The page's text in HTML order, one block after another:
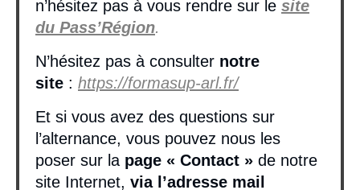
n’hésitez pas à vous rendre sur le site
du Pass’Région.
N’hésitez pas à consulter notre
site : https://formasup-arl.fr/
Et si vous avez des questions sur
l’alternance, vous pouvez nous les
poser sur la page « Contact » de notre
site Internet, via l’adresse mail